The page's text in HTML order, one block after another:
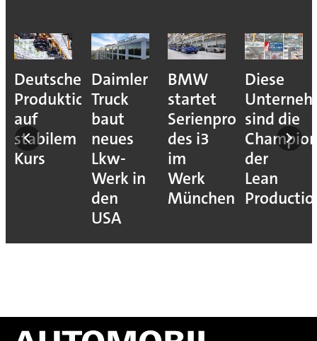
Deutsche
Produktion
auf
stabilem
Kurs
Daimler
Truck
baut
neues
Lkw-
Werk in
den
USA
BMW
startet
Serienproduktion
des i3
im
Werk
München
Diese
sind die
der
Lean